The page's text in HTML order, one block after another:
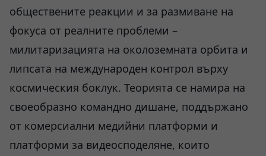
обществените реакции и за размиване на
фокуса от реалните проблеми –
милитаризацията на околоземната орбита и
липсата на международен контрол върху
космическия боклук. Теорията се намира на
своеобразно командно дишане, поддържано
от комерсиални медийни платформи и
платформи за видеосподеляне, които